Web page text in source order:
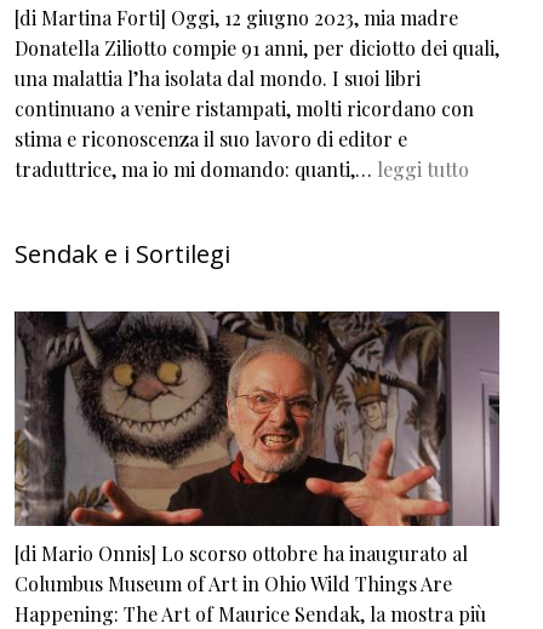
[di Martina Forti] Oggi, 12 giugno 2023, mia madre
Donatella Ziliotto compie 91 anni, per diciotto dei quali,
una malattia l’ha isolata dal mondo. I suoi libri
continuano a venire ristampati, molti ricordano con
stima e riconoscenza il suo lavoro di editor e
traduttrice, ma io mi domando: quanti,… leggi tutto
Sendak e i Sortilegi
[di Mario Onnis] Lo scorso ottobre ha inaugurato al
Columbus Museum of Art in Ohio Wild Things Are
Happening: The Art of Maurice Sendak, la mostra più